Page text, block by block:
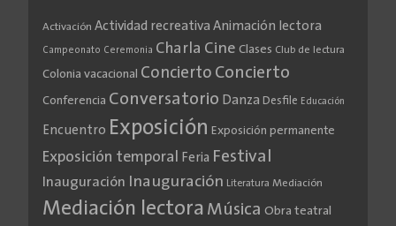
Activación Actividad recreativa Animación lectora
Campeonato Ceremonia Charla Cine Clases Club de lectura
Colonia vacacional Concierto Concierto
Conferencia Conversatorio Danza Desfile Educación
Encuentro Exposición Exposición permanente
Exposición temporal Feria Festival
Inauguración Inauguración Literatura Mediación
Mediación lectora Música Obra teatral